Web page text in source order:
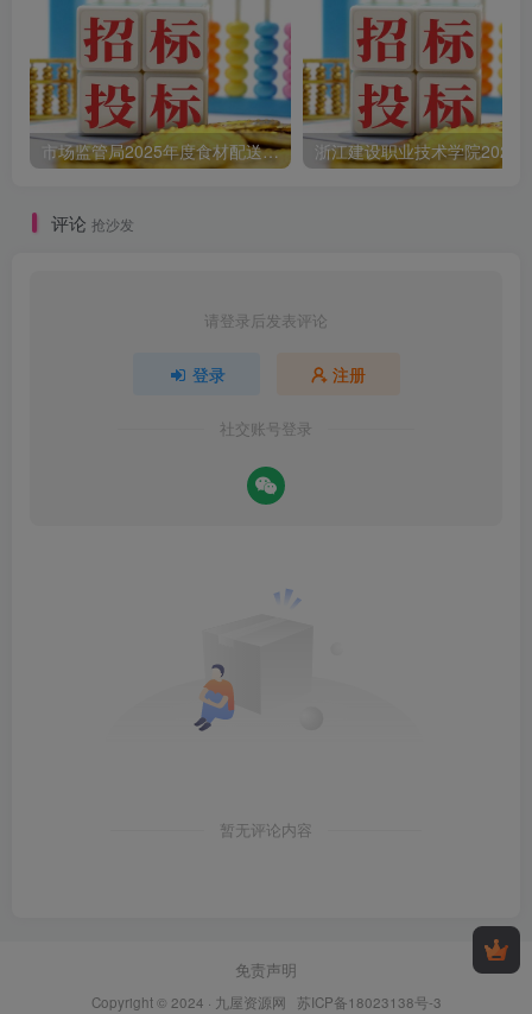
市场监管局2025年度食材配送采购公告
评论 抢沙发
请登录后发表评论
登录 注册
社交账号登录
暂无评论内容
免责声明
Copyright © 2024 · 九屋资源网 苏ICP备18023138号-3